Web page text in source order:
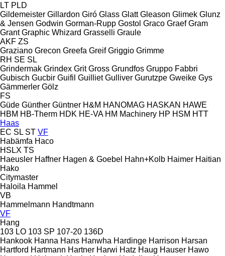
LT PLD
Gildemeister Gillardon Giró Glass Glatt Gleason Glimek Glunz
& Jensen Godwin Gorman-Rupp Gostol Graco Graef Gram
Grant Graphic Whizard Grasselli Graule
AKF ZS
Graziano Grecon Greefa Greif Griggio Grimme
RH SE SL
Grindermak Grindex Grit Gross Grundfos Gruppo Fabbri
Gubisch Gucbir Guifil Guilliet Gulliver Gurutzpe Gweike Gys
Gämmerler Gölz
FS
Güde Günther Güntner H&M HANOMAG HASKAN HAWE
HBM HB‑Therm HDK HE-VA HM Machinery HP HSM HTT
Haas
EC SL ST VF
Habämfa Haco
HSLX TS
Haeusler Haffner Hagen & Goebel Hahn+Kolb Haimer Haitian
Hako
Citymaster
Haloila Hammel
VB
Hammelmann Handtmann
VF
Hang
103 LO 103 SP 107-20 136D
Hankook Hanna Hans Hanwha Hardinge Harrison Harsan
Hartford Hartmann Hartner Harwi Hatz Haug Hauser Hawo